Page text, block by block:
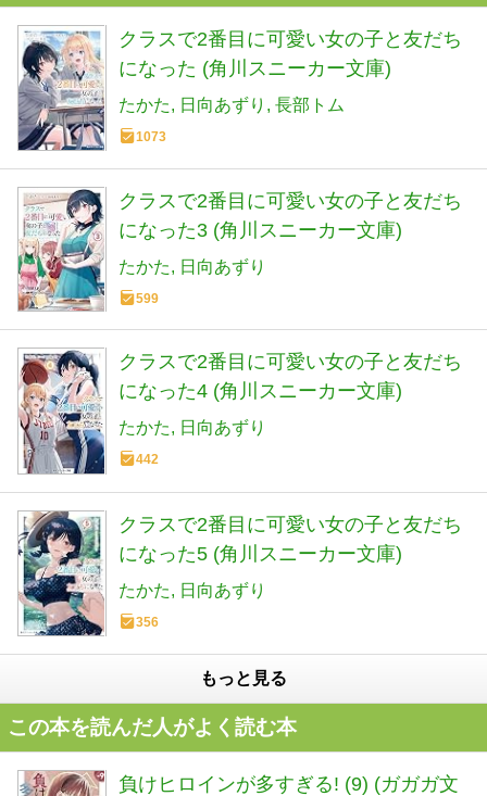
クラスで2番目に可愛い女の子と友だち
になった (角川スニーカー文庫)
たかた 日向あずり 長部トム
1073
クラスで2番目に可愛い女の子と友だち
になった3 (角川スニーカー文庫)
たかた 日向あずり
599
クラスで2番目に可愛い女の子と友だち
になった4 (角川スニーカー文庫)
たかた 日向あずり
442
クラスで2番目に可愛い女の子と友だち
になった5 (角川スニーカー文庫)
たかた 日向あずり
356
もっと見る
この本を読んだ人がよく読む本
負けヒロインが多すぎる! (9) (ガガガ文